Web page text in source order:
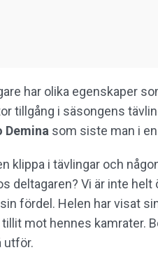
har olika egenskaper
tillgång i säsongens
Demina som siste man i
klippa i tävlingar och
deltagaren? Vi är inte
fördel. Helen har visat
mot hennes kamrater.
utför.